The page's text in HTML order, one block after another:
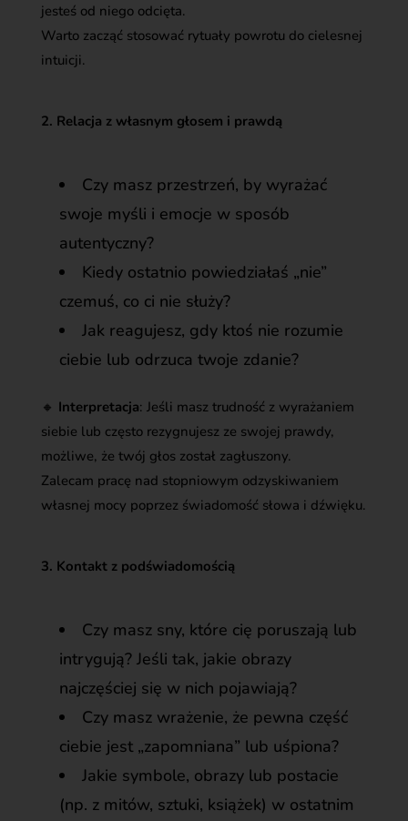
jesteś od niego odcięta.
Warto zacząć stosować rytuały powrotu do cielesnej
intuicji.
2. Relacja z własnym głosem i prawdą
Czy masz przestrzeń, by wyrażać
swoje myśli i emocje w sposób
autentyczny?
Kiedy ostatnio powiedziałaś „nie”
czemuś, co ci nie służy?
Jak reagujesz, gdy ktoś nie rozumie
ciebie lub odrzuca twoje zdanie?
🔸 Interpretacja: Jeśli masz trudność z wyrażaniem
siebie lub często rezygnujesz ze swojej prawdy,
możliwe, że twój głos został zagłuszony.
Zalecam pracę nad stopniowym odzyskiwaniem
własnej mocy poprzez świadomość słowa i dźwięku.
3. Kontakt z podświadomością
Czy masz sny, które cię poruszają lub
intrygują? Jeśli tak, jakie obrazy
najczęściej się w nich pojawiają?
Czy masz wrażenie, że pewna część
ciebie jest „zapomniana” lub uśpiona?
Jakie symbole, obrazy lub postacie
(np. z mitów, sztuki, książek) w ostatnim